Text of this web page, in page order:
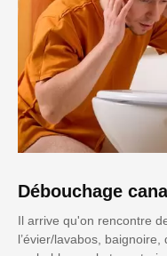
Débouchage
Il arrive qu'on rencontre
l’évier/lavabos,